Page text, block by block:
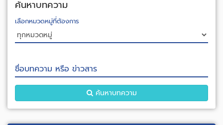
ค้นหาบทความ
เลือกหมวดหมู่ที่ต้องการ
ชื่อบทความ หรือ ข่าวสาร
ค้นหาบทความ